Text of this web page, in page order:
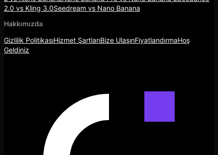
2.0 vs Kling 3.0Seedream vs Nano Banana
Hakkımızda
Gizlilik PolitikasıHizmet ŞartlarıBize UlaşınFiyatlandırmaHoş
Geldiniz